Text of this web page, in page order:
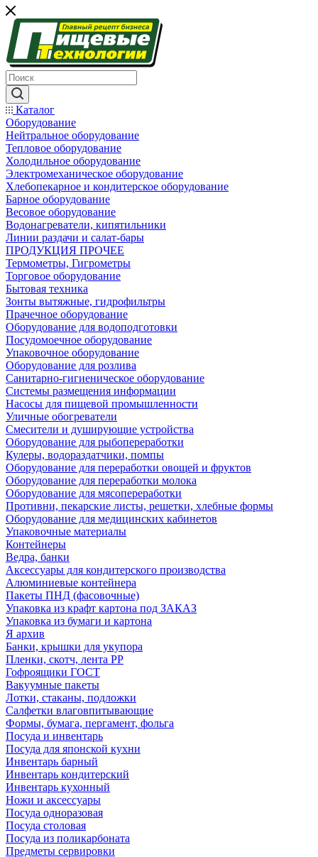
Каталог
Оборудование
Нейтральное оборудование
Тепловое оборудование
Холодильное оборудование
Электромеханическое оборудование
Хлебопекарное и кондитерское оборудование
Барное оборудование
Весовое оборудование
Водонагреватели, кипятильники
Линии раздачи и салат-бары
ПРОДУКЦИЯ ПРОЧЕЕ
Термометры, Гигрометры
Торговое оборудование
Бытовая техника
Зонты вытяжные, гидрофильтры
Прачечное оборудование
Оборудование для водоподготовки
Посудомоечное оборудование
Упаковочное оборудование
Оборудование для розлива
Санитарно-гигиеническое оборудование
Системы размещения информации
Насосы для пищевой промышленности
Уличные обогреватели
Смесители и душирующие устройства
Оборудование для рыбопереработки
Кулеры, водораздатчики, помпы
Оборудование для переработки овощей и фруктов
Оборудование для переработки молока
Оборудование для мясопереработки
Противни, пекарские листы, решетки, хлебные формы
Оборудование для медицинских кабинетов
Упаковочные материалы
Контейнеры
Ведра, банки
Аксессуары для кондитерского производства
Алюминиевые контейнера
Пакеты ПНД (фасовочные)
Упаковка из крафт картона под ЗАКАЗ
Упаковка из бумаги и картона
Я архив
Банки, крышки для укупора
Пленки, скотч, лента РР
Гофроящики ГОСТ
Вакуумные пакеты
Лотки, стаканы, подложки
Салфетки влаговпитывающие
Формы, бумага, пергамент, фольга
Посуда и инвентарь
Посуда для японской кухни
Инвентарь барный
Инвентарь кондитерский
Инвентарь кухонный
Ножи и аксессуары
Посуда одноразовая
Посуда столовая
Посуда из поликарбоната
Предметы сервировки